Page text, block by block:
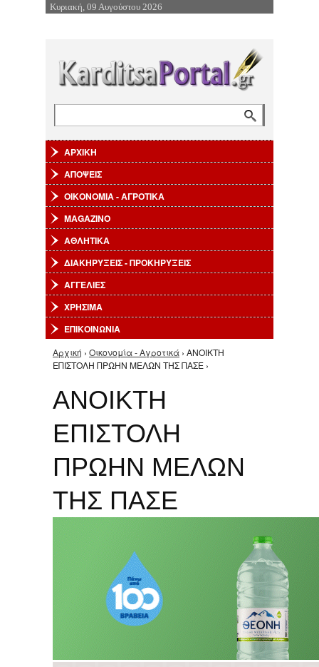
Επιστροφή στην Πλοήγηση
Κυριακή, 09 Αυγούστου 2026
ΑΡΧΙΚΗ
ΑΠΟΨΕΙΣ
ΟΙΚΟΝΟΜΙΑ - ΑΓΡΟΤΙΚΑ
MAGAZINO
ΑΘΛΗΤΙΚΑ
ΔΙΑΚΗΡΥΞΕΙΣ - ΠΡΟΚΗΡΥΞΕΙΣ
ΑΓΓΕΛΙΕΣ
ΧΡΗΣΙΜΑ
ΕΠΙΚΟΙΝΩΝΙΑ
Είστε εδώ
Αρχική › Οικονομία - Αγροτικά › ΑΝΟΙΚΤΗ
ΕΠΙΣΤΟΛΗ ΠΡΩΗΝ ΜΕΛΩΝ ΤΗΣ ΠΑΣΕ ›
ΑΝΟΙΚΤΗ
ΕΠΙΣΤΟΛΗ
ΠΡΩΗΝ ΜΕΛΩΝ
ΤΗΣ ΠΑΣΕ